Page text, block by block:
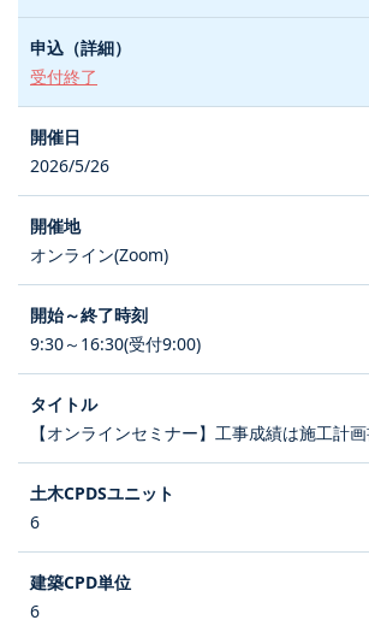
受付終了
2026/5/26
オンライン(Zoom)
9:30～16:30(受付9:00)
【オンラインセミナー】工事成績は施工計
6
6